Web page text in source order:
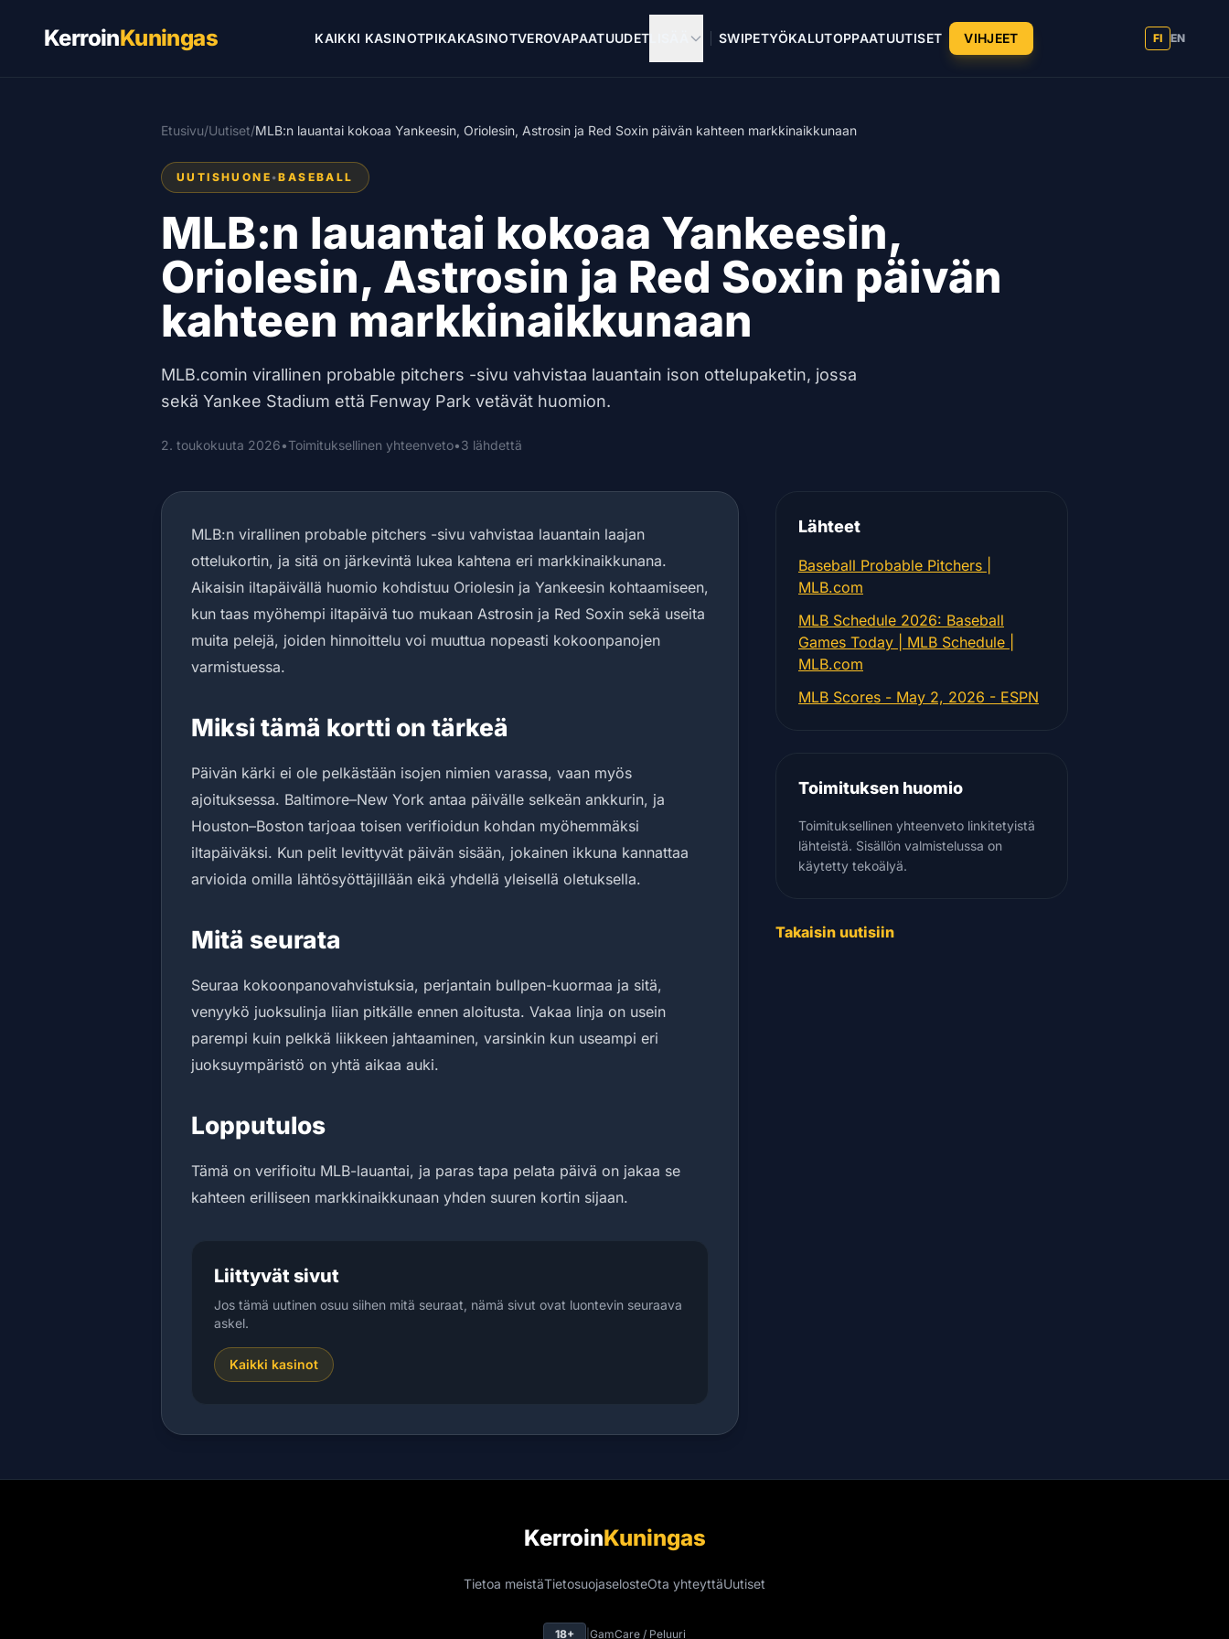
KerroinKuningas KAIKKI KASINOTPIKAKASINOTVEROVAPAATUUDET SWIPETYÖKALUTOPPAATUUTISET VIHJEET FI EN
Etusivu/Uutiset/MLB:n lauantai kokoaa Yankeesin, Oriolesin, Astrosin ja Red Soxin päivän kahteen markkinaikkunaan
UUTISHUONE •BASEBALL
MLB:n lauantai kokoaa Yankeesin,
Oriolesin, Astrosin ja Red Soxin päivän
kahteen markkinaikkunaan
MLB.comin virallinen probable pitchers -sivu vahvistaa lauantain ison ottelupaketin, jossa
sekä Yankee Stadium että Fenway Park vetävät huomion.
2. toukokuuta 2026•Toimituksellinen yhteenveto•3 lähdettä
MLB:n virallinen probable pitchers -sivu vahvistaa lauantain laajan
ottelukortin, ja sitä on järkevintä lukea kahtena eri markkinaikkunana.
Aikaisin iltapäivällä huomio kohdistuu Oriolesin ja Yankeesin kohtaamiseen,
kun taas myöhempi iltapäivä tuo mukaan Astrosin ja Red Soxin sekä useita
muita pelejä, joiden hinnoittelu voi muuttua nopeasti kokoonpanojen
varmistuessa.
Miksi tämä kortti on tärkeä
Päivän kärki ei ole pelkästään isojen nimien varassa, vaan myös
ajoituksessa. Baltimore–New York antaa päivälle selkeän ankkurin, ja
Houston–Boston tarjoaa toisen verifioidun kohdan myöhemmäksi
iltapäiväksi. Kun pelit levittyvät päivän sisään, jokainen ikkuna kannattaa
arvioida omilla lähtösyöttäjillään eikä yhdellä yleisellä oletuksella.
Mitä seurata
Seuraa kokoonpanovahvistuksia, perjantain bullpen-kuormaa ja sitä,
venyykö juoksulinja liian pitkälle ennen aloitusta. Vakaa linja on usein
parempi kuin pelkkä liikkeen jahtaaminen, varsinkin kun useampi eri
juoksuympäristö on yhtä aikaa auki.
Lopputulos
Tämä on verifioitu MLB-lauantai, ja paras tapa pelata päivä on jakaa se
kahteen erilliseen markkinaikkunaan yhden suuren kortin sijaan.
Liittyvät sivut
Jos tämä uutinen osuu siihen mitä seuraat, nämä sivut ovat luontevin seuraava
askel.
Kaikki kasinot
Lähteet
Baseball Probable Pitchers |
MLB.com
MLB Schedule 2026: Baseball
Games Today | MLB Schedule |
MLB.com
MLB Scores - May 2, 2026 - ESPN
Toimituksen huomio
Toimituksellinen yhteenveto linkitetyistä
lähteistä. Sisällön valmistelussa on
käytetty tekoälyä.
Takaisin uutisiin
KerroinKuningas
Tietoa meistäTietosuojaselosteOta yhteyttäUutiset
18+ GamCare / Peluuri